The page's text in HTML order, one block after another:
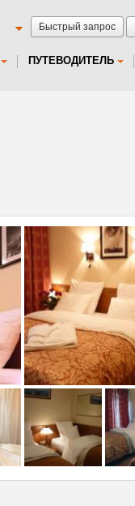
Быстрый запрос
ПУТЕВОДИТЕЛЬ